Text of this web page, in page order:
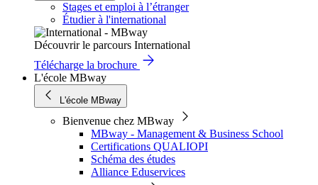
Stages et emploi à l’étranger
Étudier à l'international
Découvrir le parcours International
Télécharge la brochure
L'école MBway
L'école MBway
Bienvenue chez MBway
MBway - Management & Business School
Certifications QUALIOPI
Schéma des études
Alliance Eduservices